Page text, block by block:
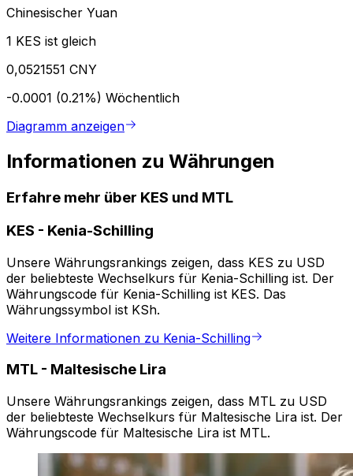
Chinesischer Yuan
1 KES ist gleich
0,0521551 CNY
-0.0001 (0.21%) Wöchentlich
Diagramm anzeigen
Informationen zu Währungen
Erfahre mehr über KES und MTL
KES - Kenia-Schilling
Unsere Währungsrankings zeigen, dass KES zu USD
der beliebteste Wechselkurs für Kenia-Schilling ist. Der
Währungscode für Kenia-Schilling ist KES. Das
Währungssymbol ist KSh.
Weitere Informationen zu Kenia-Schilling
MTL - Maltesische Lira
Unsere Währungsrankings zeigen, dass MTL zu USD
der beliebteste Wechselkurs für Maltesische Lira ist. Der
Währungscode für Maltesische Lira ist MTL.